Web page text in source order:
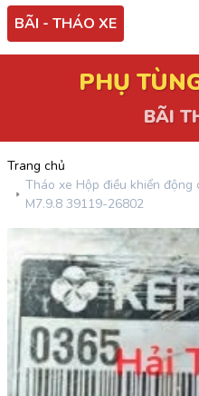
BÃI - THÁO XE
PHỤ
BÃI
Trang chủ
Tháo xe Hộp điều khiển động
M7.9.8 39119-26802